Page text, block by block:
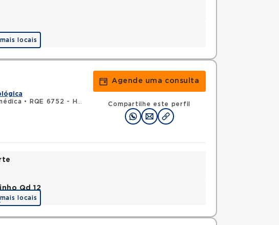
locais
•
RQE 6752 - Hematologia e hemoterapia
Agende uma consulta
Compartilhe este perfil
Qd 12
locais